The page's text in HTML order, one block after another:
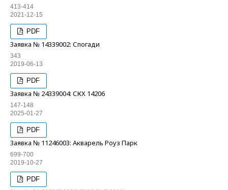
413-414
2021-12-15
PDF
Заявка № 14339002: Спогади
343
2019-06-13
PDF
Заявка № 24339004: СКХ 14206
147-148
2025-01-27
PDF
Заявка № 11246003: Акварель Роуз Парк
699-700
2019-10-27
PDF